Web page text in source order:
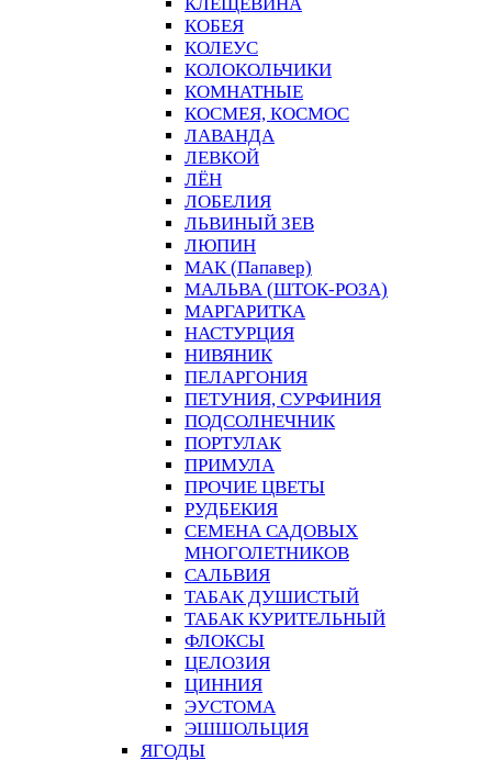
КОБЕЯ
КОЛЕУС
КОЛОКОЛЬЧИКИ
КОМНАТНЫЕ
КОСМЕЯ, КОСМОС
ЛАВАНДА
ЛЕВКОЙ
ЛЁН
ЛОБЕЛИЯ
ЛЬВИНЫЙ ЗЕВ
ЛЮПИН
МАК (Папавер)
МАЛЬВА (ШТОК-РОЗА)
МАРГАРИТКА
НАСТУРЦИЯ
НИВЯНИК
ПЕЛАРГОНИЯ
ПЕТУНИЯ, СУРФИНИЯ
ПОДСОЛНЕЧНИК
ПОРТУЛАК
ПРИМУЛА
ПРОЧИЕ ЦВЕТЫ
РУДБЕКИЯ
СЕМЕНА САДОВЫХ
МНОГОЛЕТНИКОВ
САЛЬВИЯ
ТАБАК ДУШИСТЫЙ
ТАБАК КУРИТЕЛЬНЫЙ
ФЛОКСЫ
ЦЕЛОЗИЯ
ЦИННИЯ
ЭУСТОМА
ЭШШОЛЬЦИЯ
ЯГОДЫ